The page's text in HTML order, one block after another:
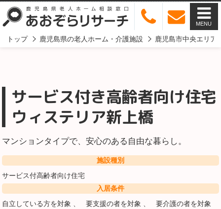
MENU
トップ 鹿児島県の老人ホーム・介護施設 鹿児島市中央エリア
サービス付き高齢者向け住宅
ウィステリア新上橋
マンションタイプで、安心のある自由な暮らし。
施設種別
サービス付高齢者向け住宅
入居条件
自立している方を対象
要支援の者を対象
要介護の者を対象